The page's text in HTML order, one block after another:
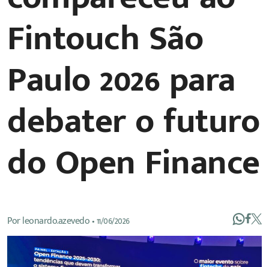
Fintouch São
Paulo 2026 para
debater o futuro
do Open Finance
Porleonardo.azevedo•11/06/2026